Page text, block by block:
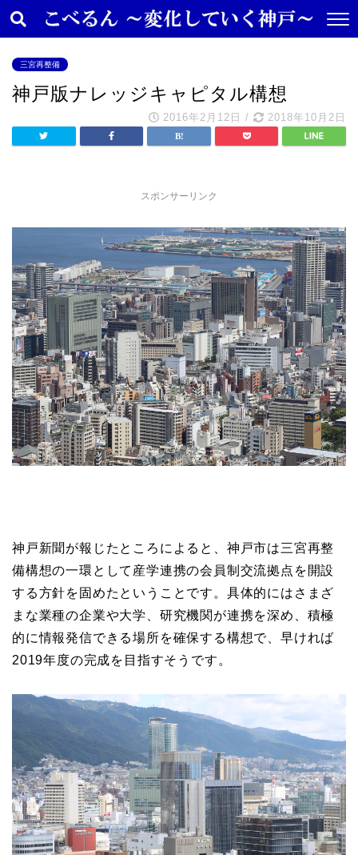
三宮再整備
神戸版ナレッジキャピタル構想
2016年2月12日 / 2018年10月2日
スポンサーリンク
神戸新聞が報じたところによると、神戸市は三宮再整
備構想の一環として産学連携の会員制交流拠点を開設
する方針を固めたということです。具体的にはさまざ
まな業種の企業や大学、研究機関が連携を深め、積極
的に情報発信できる場所を確保する構想で、早ければ
2019年度の完成を目指すそうです。